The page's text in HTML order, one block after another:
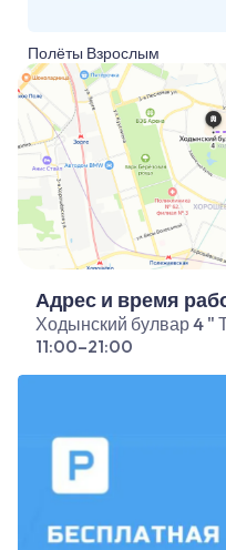
Полёты Взрослым
Адрес и время
Ходынский булвар 4 "
11:00–21:00